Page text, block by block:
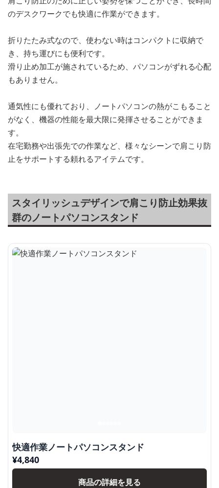
のデスクワークでも快適に作業ができます。
折りたたみ式なので、使わない時はコンパクトに収納で
き、持ち運びにも便利です。
滑り止め加工が施されているため、パソコンがずれる心配
もありません。
通気性にも優れており、ノートパソコンの熱がこもること
がなく、機器の性能を最大限に発揮させることができま
す。
在宅勤務や出張先での作業など、様々なシーンで肩こり防
止をサポートする頼れるアイテムです。
スタイリッシュデザインで肩こり防止効果抜
群のノートパソコンスタンド
快適作業ノートパソコンスタンド
¥4,840
商品の詳細を見る